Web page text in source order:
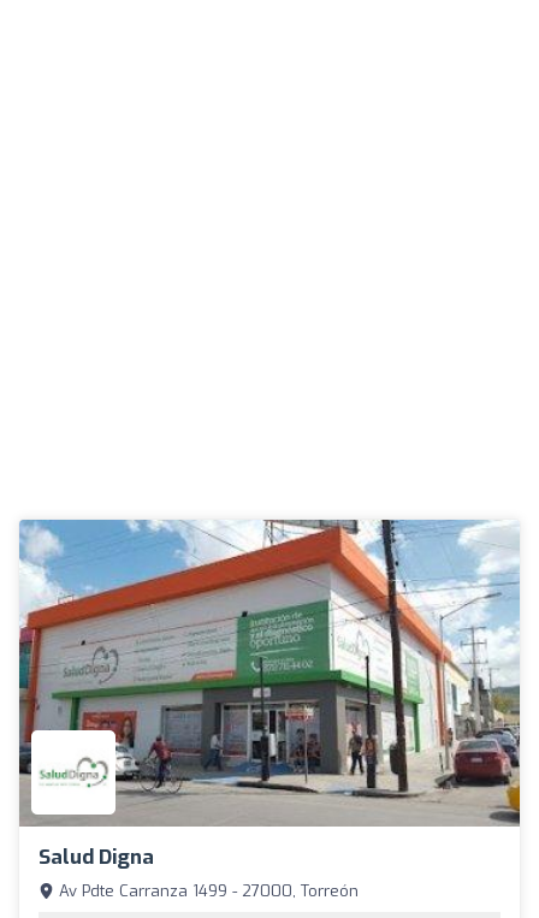
Salud Digna
Av Pdte Carranza 1499 - 27000, Torreón